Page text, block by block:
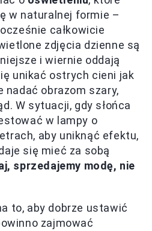
w naturalnej formie –
całkowicie
zdjęcia dzienne są
i wiernie oddają
unikać ostrych cieni jak
nadać obrazom szary,
W sytuacji, gdy słońca
w lampy o
aby uniknąć efektu,
się mieć za sobą
sprzedajemy modę, nie
to, aby dobrze ustawić
zajmować